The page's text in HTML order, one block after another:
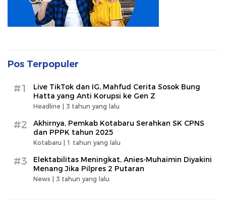
Pos Terpopuler
#1
Live TikTok dan IG, Mahfud Cerita Sosok Bung
Hatta yang Anti Korupsi ke Gen Z
Headline | 3 tahun yang lalu
#2
Akhirnya, Pemkab Kotabaru Serahkan SK CPNS
dan PPPK tahun 2025
Kotabaru | 1 tahun yang lalu
#3
Elektabilitas Meningkat, Anies-Muhaimin Diyakini
Menang Jika Pilpres 2 Putaran
News | 3 tahun yang lalu